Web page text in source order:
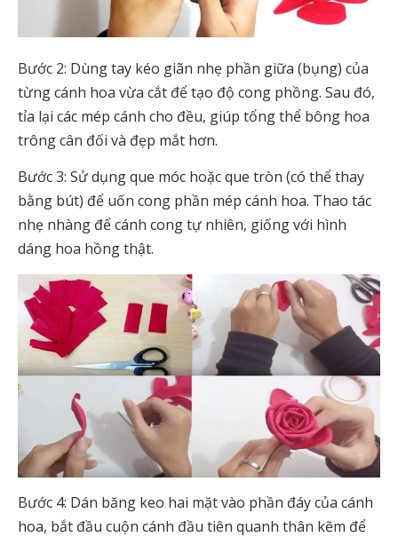
Bước 2: Dùng tay kéo giãn nhẹ phần giữa (bụng) của
từng cánh hoa vừa cắt để tạo độ cong phồng. Sau đó,
tỉa lại các mép cánh cho đều, giúp tổng thể bông hoa
trông cân đối và đẹp mắt hơn.
Bước 3: Sử dụng que móc hoặc que tròn (có thể thay
bằng bút) để uốn cong phần mép cánh hoa. Thao tác
nhẹ nhàng để cánh cong tự nhiên, giống với hình
dáng hoa hồng thật.
Bước 4: Dán băng keo hai mặt vào phần đáy của cánh
hoa, bắt đầu cuộn cánh đầu tiên quanh thân kẽm để